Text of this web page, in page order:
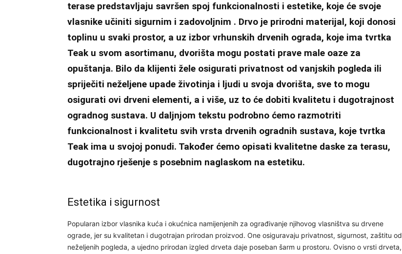
terase predstavljaju savršen spoj funkcionalnosti i estetike, koje će svoje
vlasnike učiniti sigurnim i zadovoljnim . Drvo je prirodni materijal, koji donosi
toplinu u svaki prostor, a uz izbor vrhunskih drvenih ograda, koje ima tvrtka
Teak u svom asortimanu, dvorišta mogu postati prave male oaze za
opuštanja. Bilo da klijenti žele osigurati privatnost od vanjskih pogleda ili
spriječiti neželjene upade životinja i ljudi u svoja dvorišta, sve to mogu
osigurati ovi drveni elementi, a i više, uz to će dobiti kvalitetu i dugotrajnost
ogradnog sustava. U daljnjom tekstu podrobno ćemo razmotriti
funkcionalnost i kvalitetu svih vrsta drvenih ogradnih sustava, koje tvrtka
Teak ima u svojoj ponudi. Također ćemo opisati kvalitetne daske za terasu,
dugotrajno rješenje s posebnim naglaskom na estetiku.
Estetika i sigurnost
Popularan izbor vlasnika kuća i okućnica namijenjenih za ograđivanje njihovog vlasništva su drvene
ograde, jer su kvalitetan i dugotrajan prirodan proizvod. One osiguravaju privatnost, sigurnost, zaštitu od
neželjenih pogleda, a ujedno prirodan izgled drveta daje poseban šarm u prostoru. Ovisno o vrsti drveta,